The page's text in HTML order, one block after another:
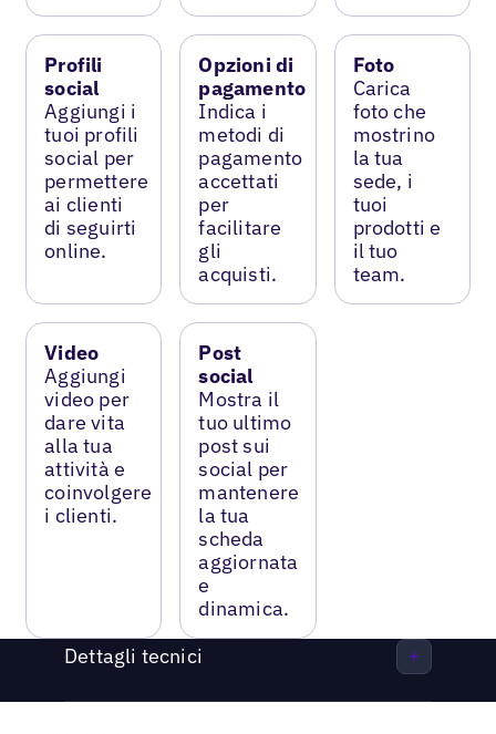
Profili
social
Aggiungi i
tuoi profili
social per
permettere
ai clienti
di seguirti
online.
Opzioni di
pagamento
Indica i
metodi di
pagamento
accettati
per
facilitare
gli
acquisti.
Foto
Carica
foto che
mostrino
la tua
sede, i
tuoi
prodotti e
il tuo
team.
Video
Aggiungi
video per
dare vita
alla tua
attività e
coinvolgere
i clienti.
Post
social
Mostra il
tuo ultimo
post sui
social per
mantenere
la tua
scheda
aggiornata
e
dinamica.
Dettagli tecnici